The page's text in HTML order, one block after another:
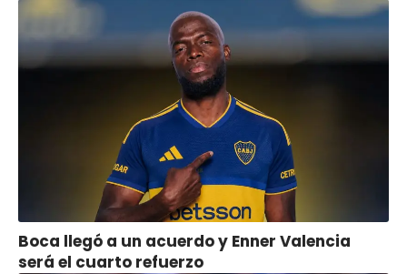
Boca llegó a un acuerdo y Enner Valencia
será el cuarto refuerzo